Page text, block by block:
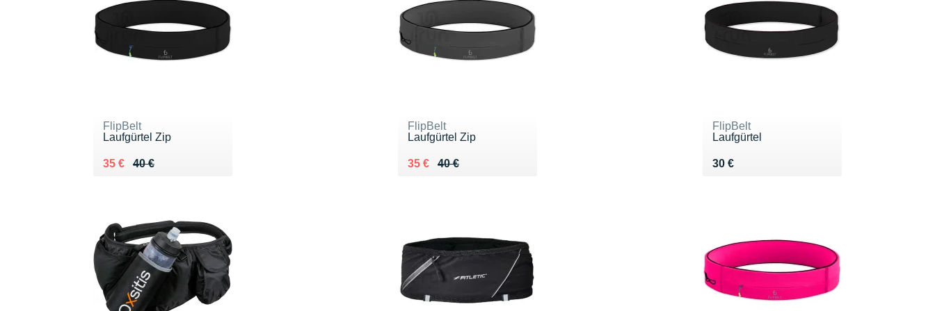
FlipBelt
Laufgürtel Zip
40 €
Au lieu de 40 €
35 €
Vendu 35 €
FlipBelt
Laufgürtel Zip
40 €
Au lieu de 40 €
35 €
Vendu 35 €
FlipBelt
Laufgürtel
30 €
Vendu 30 €